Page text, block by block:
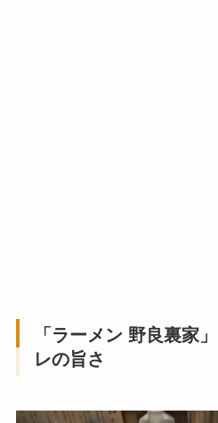
「ラーメン 野良裏家
レの旨さ